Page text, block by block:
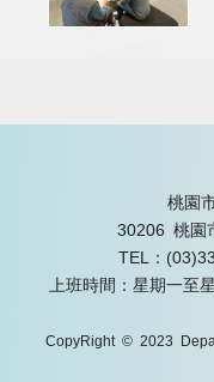
桃園
30206 桃園
TEL：
上班時間：星期一
CopyRight © 2023